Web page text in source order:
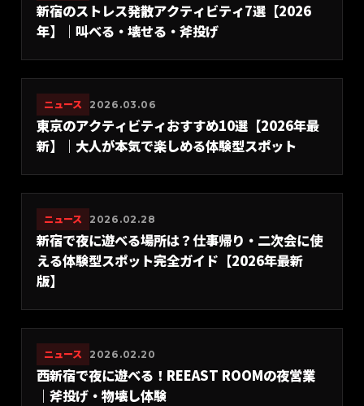
新宿のストレス発散アクティビティ7選【2026
年】｜叫べる・壊せる・斧投げ
ニュース 2026.03.06
東京のアクティビティおすすめ10選【2026年最
新】｜大人が本気で楽しめる体験型スポット
ニュース 2026.02.28
新宿で夜に遊べる場所は？仕事帰り・二次会に使
える体験型スポット完全ガイド【2026年最新
版】
ニュース 2026.02.20
西新宿で夜に遊べる！REEAST ROOMの夜営業
｜斧投げ・物壊し体験